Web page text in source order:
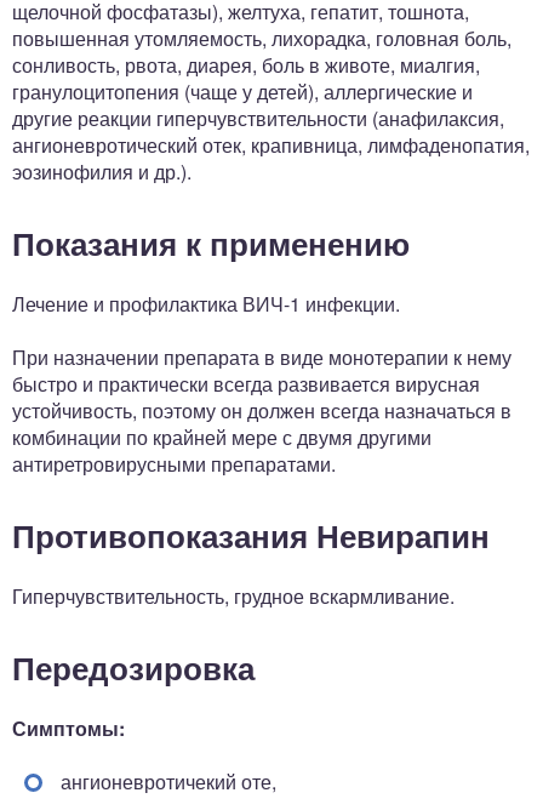
щелочной фосфатазы), желтуха, гепатит, тошнота,
повышенная утомляемость, лихорадка, головная боль,
сонливость, рвота, диарея, боль в животе, миалгия,
гранулоцитопения (чаще у детей), аллергические и
другие реакции гиперчувствительности (анафилаксия,
ангионевротический отек, крапивница, лимфаденопатия,
эозинофилия и др.).
Показания к применению
Лечение и профилактика ВИЧ-1 инфекции.
При назначении препарата в виде монотерапии к нему
быстро и практически всегда развивается вирусная
устойчивость, поэтому он должен всегда назначаться в
комбинации по крайней мере с двумя другими
антиретровирусными препаратами.
Противопоказания Невирапин
Гиперчувствительность, грудное вскармливание.
Передозировка
Симптомы:
ангионевротичекий оте,